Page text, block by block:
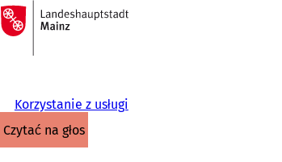
Przejdź do treści
Do
strony
głównej
Korzystanie z usługi
czytać na głos